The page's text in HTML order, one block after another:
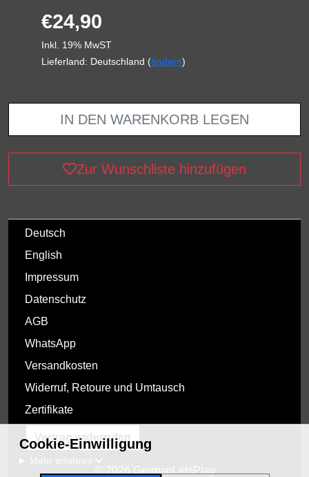
€24,90
Inkl. 19% MwST
Lieferland: Deutschland (ändern)
IN DEN WARENKORB LEGEN
Zur Wunschliste hinzufügen
Deutsch
English
Impressum
Datenschutz
AGB
WhatsApp
Versandkosten
Widerruf, Retoure und Umtausch
Zertifikate
Vertrag widerrufen
© 2026 GermanLetsPlay
Cookie-Einwilligung
Mehr erfahren